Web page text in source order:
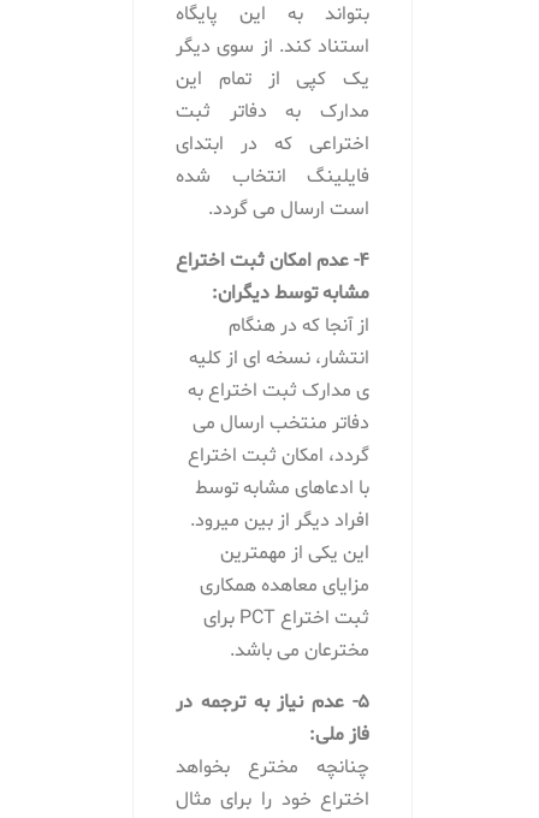
بتواند به این پایگاه
استناد کند. از سوی دیگر
یک کپی از تمام این
مدارک به دفاتر ثبت
اختراعی که در ابتدای
فایلینگ انتخاب شده
است ارسال می گردد.
4- عدم امکان ثبت اختراع
مشابه توسط دیگران:
از آنجا که در هنگام
انتشار، نسخه ای از کلیه
ی مدارک ثبت اختراع به
دفاتر منتخب ارسال می
گردد، امکان ثبت اختراع
با ادعاهای مشابه توسط
افراد دیگر از بین میرود.
این یکی از مهمترین
مزایای معاهده همکاری
ثبت اختراع PCT برای
مخترعان می باشد.
5- عدم نیاز به ترجمه در
فاز ملی:
چنانچه مخترع بخواهد
اختراع خود را برای مثال